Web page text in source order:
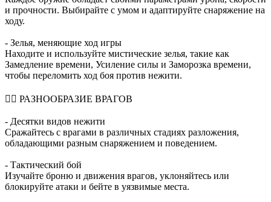
и прочности. Выбирайте с умом и адаптируйте снаряжение на
ходу.
- Зелья, меняющие ход игры
Находите и используйте мистические зелья, такие как
Замедление времени, Усиление силы и Заморозка времени,
чтобы переломить ход боя против нежити.
🧟‍♂️ РАЗНООБРАЗИЕ ВРАГОВ
- Десятки видов нежити
Сражайтесь с врагами в различных стадиях разложения,
обладающими разным снаряжением и поведением.
- Тактический бой
Изучайте броню и движения врагов, уклоняйтесь или
блокируйте атаки и бейте в уязвимые места.